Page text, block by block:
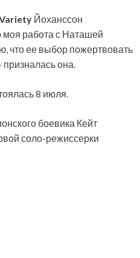
Йоханссон
моя работа с Наташей
что ее выбор пожертвовать
она.
8 июля.
боевика Кейт
соло-режиссерки